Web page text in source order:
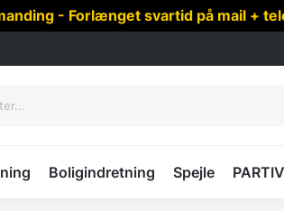
- Forlænget svartid på mail +
Boligindretning Spejle